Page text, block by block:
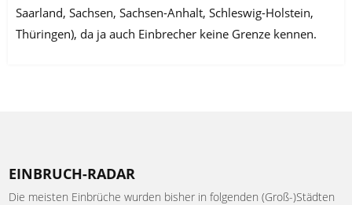
Saarland, Sachsen, Sachsen-Anhalt, Schleswig-Holstein,
Thüringen), da ja auch Einbrecher keine Grenze kennen.
EINBRUCH-RADAR
Die meisten Einbrüche wurden bisher in folgenden (Groß-)Städten